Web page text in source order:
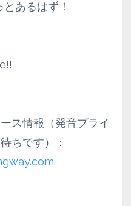
あるはず！
ス情報（発音プライ
ちです）：